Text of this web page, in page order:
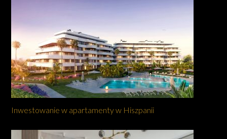
Inwestowanie w apartamenty w Hiszpanii